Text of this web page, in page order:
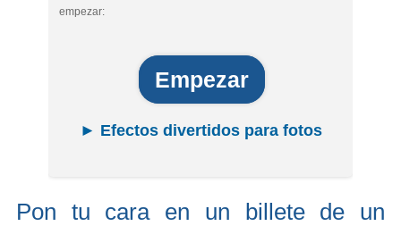
empezar:
Empezar
► Efectos divertidos para fotos
Pon tu cara en un billete de un